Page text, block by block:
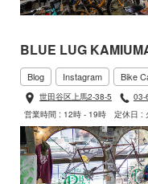
BLUE LUG
Blog Instagram Bike
世田谷区上馬2-38-5
03-
営業時間 : 12時 - 19時
定休日 :